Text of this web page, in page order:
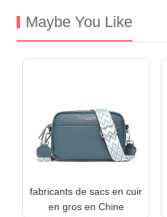
Maybe You Like
fabricants de sacs en cuir
en gros en Chine